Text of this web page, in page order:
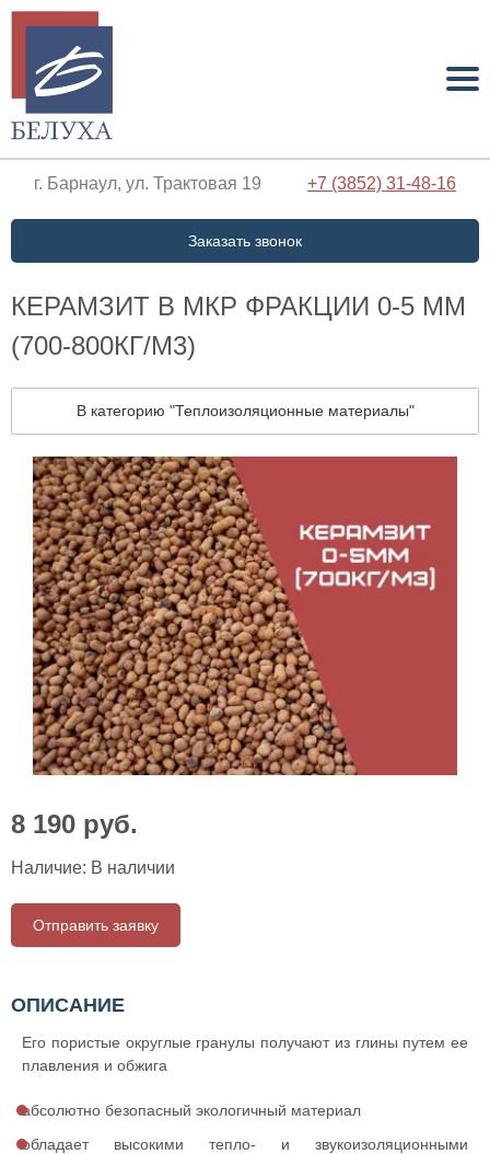
г. Барнаул, ул. Трактовая 19 +7 (3852) 31-48-16
Заказать звонок
КЕРАМЗИТ В МКР ФРАКЦИИ 0-5 ММ
(700-800КГ/М3)
В категорию "Теплоизоляционные материалы"
8 190 руб.
Наличие: В наличии
Отправить заявку
ОПИСАНИЕ
Его пористые округлые гранулы получают из глины путем ее
плавления и обжига
абсолютно безопасный экологичный материал
обладает высокими тепло- и звукоизоляционными